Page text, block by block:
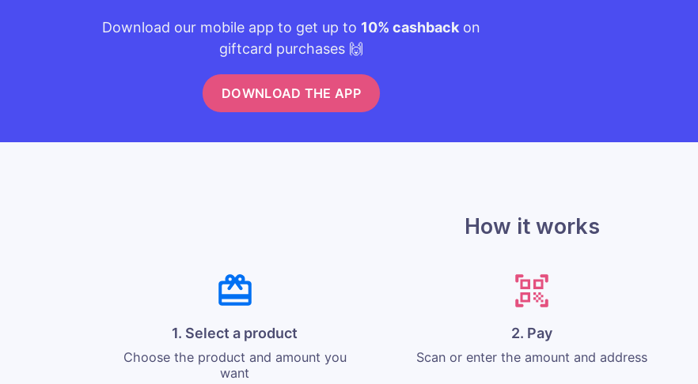
Download our mobile app to get up to 10% cashback on
giftcard purchases 🙌
DOWNLOAD THE APP
How it works
1. Select a product
Choose the product and amount you
want
2. Pay
Scan or enter the amount and address